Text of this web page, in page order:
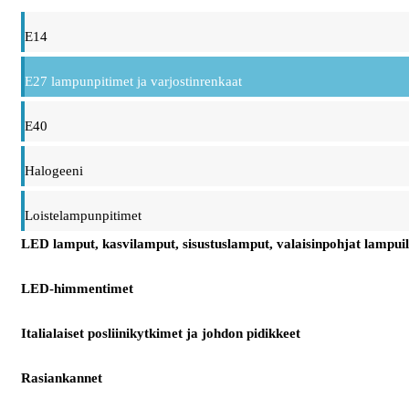
E14
E27 lampunpitimet ja varjostinrenkaat
E40
Halogeeni
Loistelampunpitimet
LED lamput, kasvilamput, sisustuslamput, valaisinpohjat
LED-himmentimet
Italialaiset posliinikytkimet ja johdon pidikkeet
Rasiankannet